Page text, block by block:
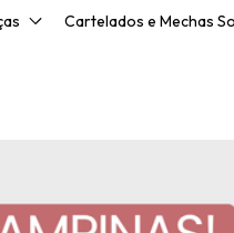
Cartelados e Mechas